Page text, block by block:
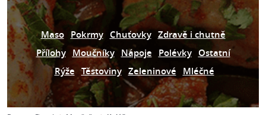
Maso Pokrmy Chuťovky Zdravě i chutně
Přílohy Moučníky Nápoje Polévky Ostatní
Rýže Těstoviny Zeleninové Mléčné